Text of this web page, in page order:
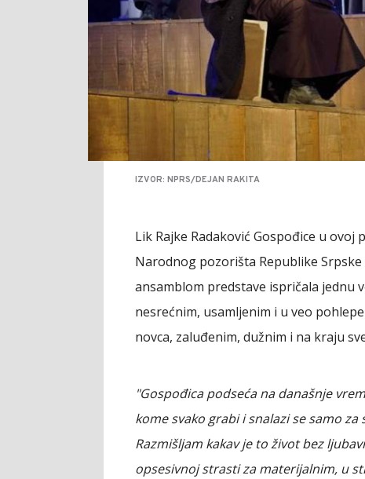
IZVOR: NPRS/DEJAN RAKITA
Lik Rajke Radaković Gospođice u
Narodnog pozorišta Republike Srpske
ansamblom predstave ispričala jednu
nesrećnim, usamljenim i u veo
novca, zaluđenim, dužnim i na kraju
"Gospođica podseća na današnje
kome svako grabi i snalazi se samo
Razmišljam kakav je to život bez
opsesivnoj strasti za materijalnim, u